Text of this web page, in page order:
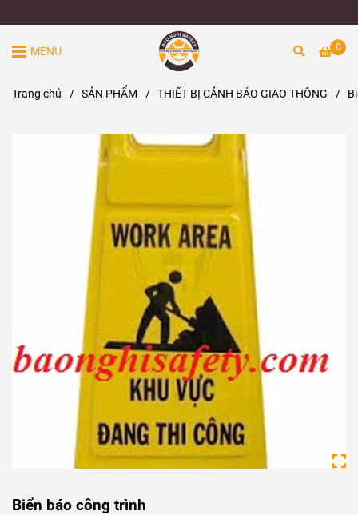
0
MENU
Trang chủ / SẢN PHẨM / THIẾT BỊ CẢNH BÁO GIAO THÔNG /
Biển báo công trình